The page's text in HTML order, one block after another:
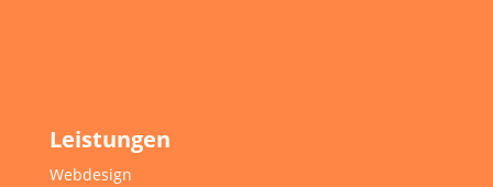
Leistungen
Webdesign